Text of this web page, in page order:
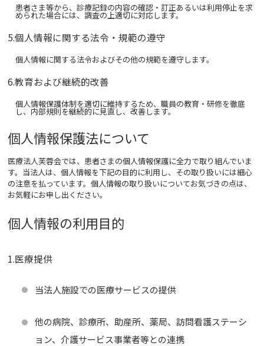
患者さま等から、診療記録の内容の確認・訂正あるいは利用停止を求
められた場合には、調査の上適切に対応します。
5.個人情報に関する法令・規範の遵守
個人情報に関する法令およびその他の規範を遵守します。
6.教育および継続的改善
個人情報保護体制を適切に維持するため、職員の教育・研修を徹底
し、内部規則を継続的に見直し、改善します。
個人情報保護法について
医療法人芙蓉会では、患者さまの個人情報保護に全力で取り組んでいま
す。当法人は、個人情報を下記の目的に利用し、その取り扱いには細心
の注意を払っています。個人情報の取り扱いについてお気づきの点は、
お気軽にお申し出ください。
個人情報の利用目的
1.医療提供
当法人施設での医療サービスの提供
他の病院、診療所、助産所、薬局、訪問看護ステーシ
ョン、介護サービス事業者等との連携